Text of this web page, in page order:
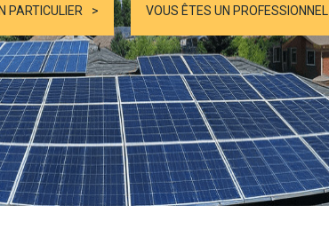
PARTICULIER VOUS ÊTES UN PROFESSIONNEL